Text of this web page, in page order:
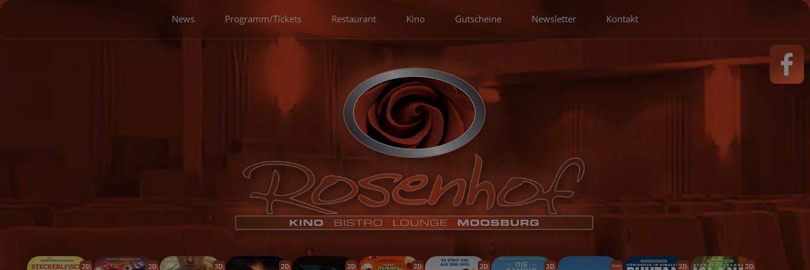
News Programm/Tickets Restaurant Kino Gutscheine Newsletter Kontakt
2D 2D
3D
2D 2D 2D 2D 2D OmU 2D 2D